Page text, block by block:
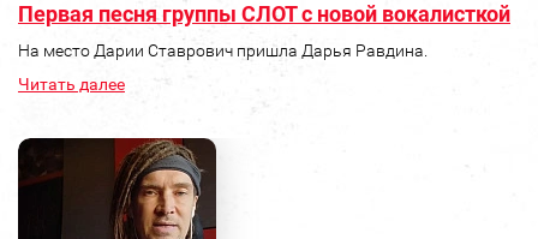
Первая песня группы СЛОТ с новой вокалисткой
На место Дарии Ставрович пришла Дарья Равдина.
Читать далее